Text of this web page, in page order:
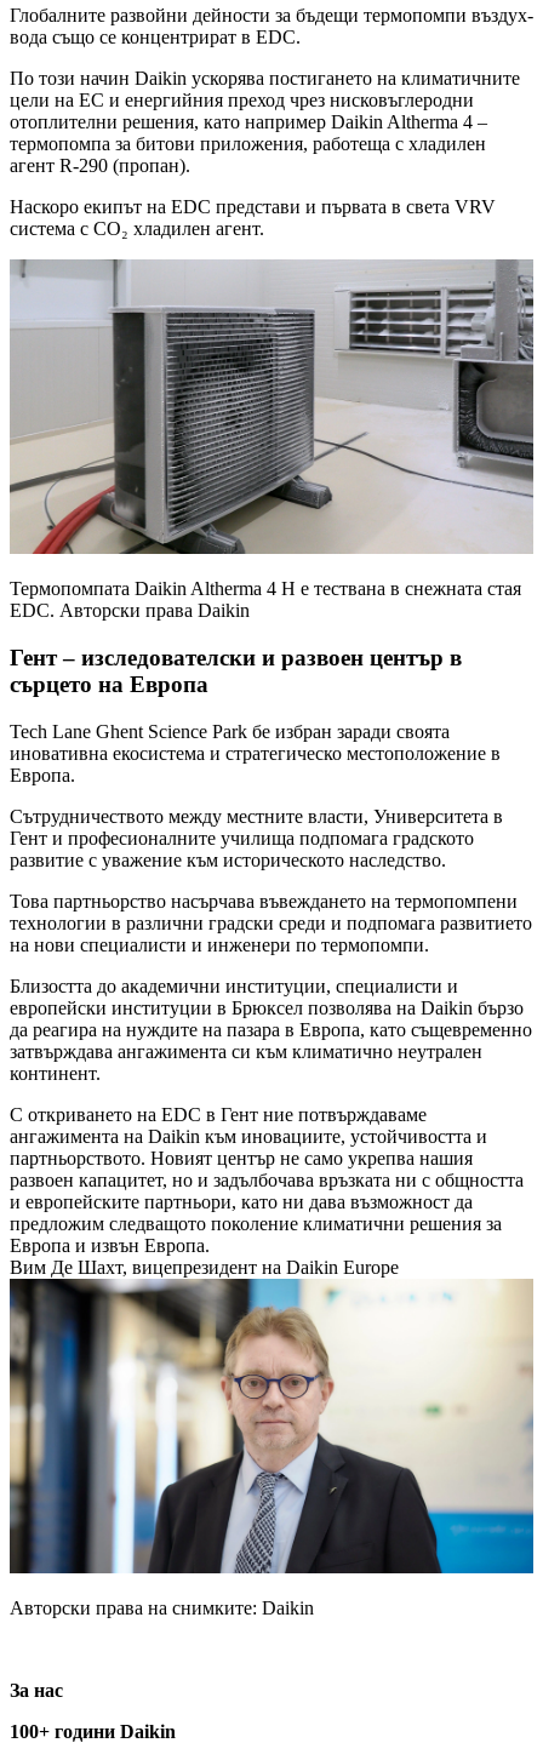
Глобалните развойни дейности за бъдещи термопомпи въздух-
вода също се концентрират в EDC.
По този начин Daikin ускорява постигането на климатичните
цели на ЕС и енергийния преход чрез нисковъглеродни
отоплителни решения, като например Daikin Altherma 4 –
термопомпа за битови приложения, работеща с хладилен
агент R-290 (пропан).
Наскоро екипът на EDC представи и първата в света VRV
система с CO₂ хладилен агент.
Термопомпата Daikin Altherma 4 H е тествана в снежната стая
EDC. Авторски права Daikin
Гент – изследователски и развоен център в
сърцето на Европа
Tech Lane Ghent Science Park бе избран заради своята
иновативна екосистема и стратегическо местоположение в
Европа.
Сътрудничеството между местните власти, Университета в
Гент и професионалните училища подпомага градското
развитие с уважение към историческото наследство.
Това партньорство насърчава въвеждането на термопомпени
технологии в различни градски среди и подпомага развитието
на нови специалисти и инженери по термопомпи.
Близостта до академични институции, специалисти и
европейски институции в Брюксел позволява на Daikin бързо
да реагира на нуждите на пазара в Европа, като същевременно
затвърждава ангажимента си към климатично неутрален
континент.
С откриването на EDC в Гент ние потвърждаваме
ангажимента на Daikin към иновациите, устойчивостта и
партньорството. Новият център не само укрепва нашия
развоен капацитет, но и задълбочава връзката ни с общността
и европейските партньори, като ни дава възможност да
предложим следващото поколение климатични решения за
Европа и извън Европа.
Вим Де Шахт, вицепрезидент на Daikin Europe
Авторски права на снимките: Daikin
За нас
100+ години Daikin